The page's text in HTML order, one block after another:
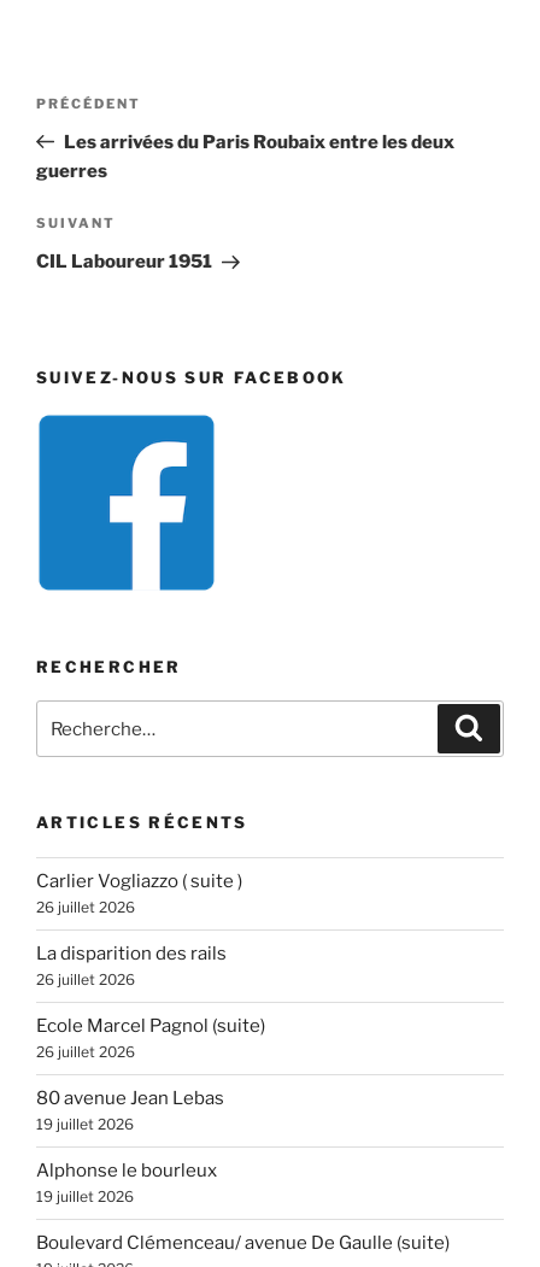
Navigation
l’article
Article
précédent
PRÉCÉDENT
Les arrivées du Paris Roubaix entre les deux
guerres
Article
suivant
SUIVANT
CIL Laboureur 1951
SUIVEZ-NOUS SUR FACEBOOK
RECHERCHER
pour
ARTICLES RÉCENTS
Carlier Vogliazzo ( suite )
26 juillet 2026
La disparition des rails
26 juillet 2026
Ecole Marcel Pagnol (suite)
26 juillet 2026
80 avenue Jean Lebas
19 juillet 2026
Alphonse le bourleux
19 juillet 2026
Boulevard Clémenceau/ avenue De Gaulle (suite)